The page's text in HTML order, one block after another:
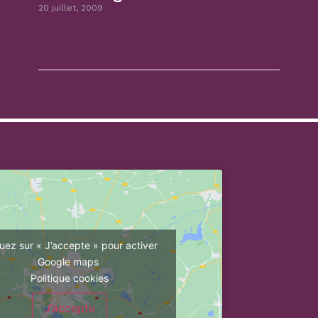
20 juillet, 2009
sur « J’accepte » pour activer
Google maps
Politique cookies
J’accepte